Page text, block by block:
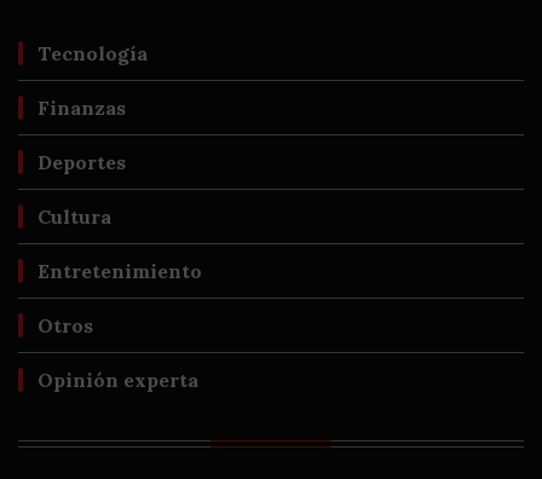
Tecnología
Finanzas
Deportes
Cultura
Entretenimiento
Otros
Opinión experta